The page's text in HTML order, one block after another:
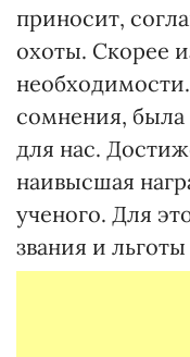
приносит,
охоты. Скорее
сомнения,
для нас.
наивысшая
ученого. Для
звания и